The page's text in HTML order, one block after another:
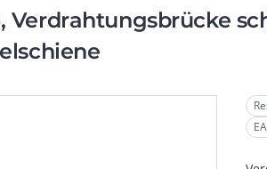
Verdrahtungsbrücke